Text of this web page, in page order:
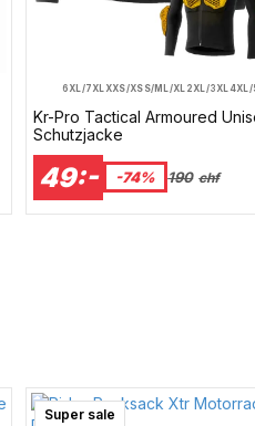
6XL/7XL XXS/XS S/M L/XL 2XL/3XL4XL/
Kr-Pro Tactical Armoured
Schutzjacke
49:- -74% 190 chf
Super sale